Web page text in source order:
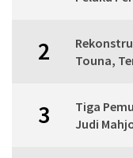
2
Touna,
3
Tiga
Judi